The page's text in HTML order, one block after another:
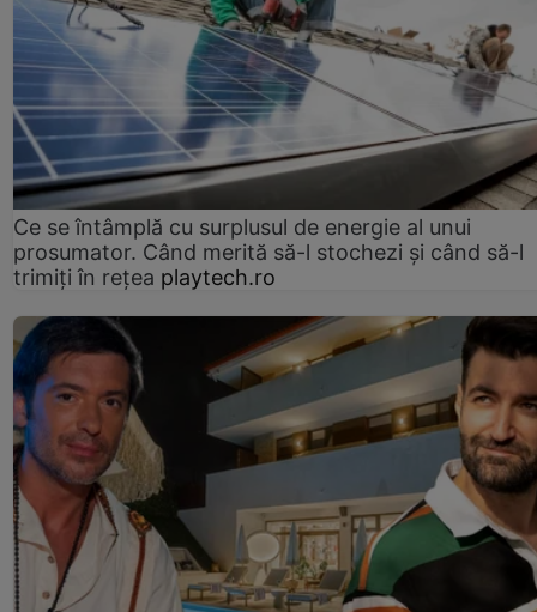
Ce se întâmplă cu surplusul de energie al unui
prosumator. Când merită să-l stochezi și când să-l
trimiți în rețea playtech.ro